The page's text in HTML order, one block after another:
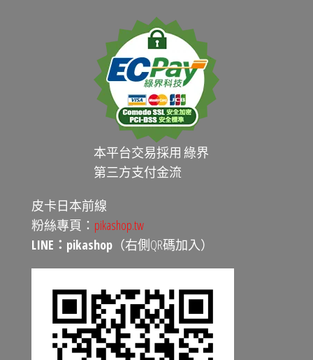
本平台交易採用 綠界
第三方支付金流
皮卡日本前線
粉絲專頁： pikashop.tw
LINE：pikashop （右側QR碼加入）